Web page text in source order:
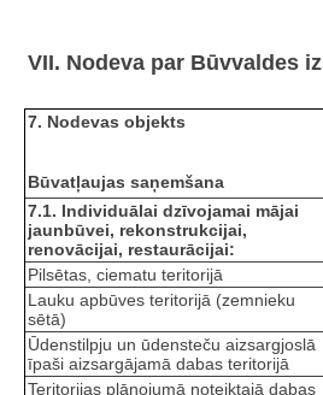
VII. Nodeva par Būvvaldes
7. Nodevas objekts
Būvatļaujas saņemšana
7.1. Individuālai dzīvojamai mājai
jaunbūvei, rekonstrukcijai,
renovācijai, restaurācijai:
Pilsētas, ciematu teritorijā
Lauku apbūves teritorijā (zemnieku
sētā)
Ūdenstilpju un ūdensteču aizsargjoslā
īpaši aizsargājamā dabas teritorijā
Teritorijas plānojumā noteiktajā dabas